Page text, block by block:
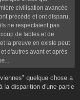
civilisation avancée
précédé et ont disparu,
ne respectaient pas
de fables et de
la preuve en existe peut
d'autres avant et après
quelque chose a
la disparition d'une partie